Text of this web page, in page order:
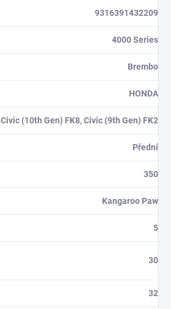
9316391432209
4000 Series
Brembo
HONDA
Civic (10th Gen) FK8, Civic (9th Gen) FK2
Přední
350
Kangaroo Paw
5
30
32